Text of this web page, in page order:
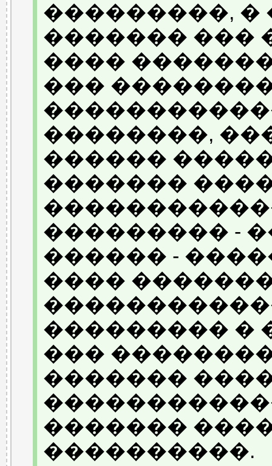
���������, �
������� ���
����
���
��������,
������
�������
��������� -
������ -
����
��������� �
���
�������
�������
����������.